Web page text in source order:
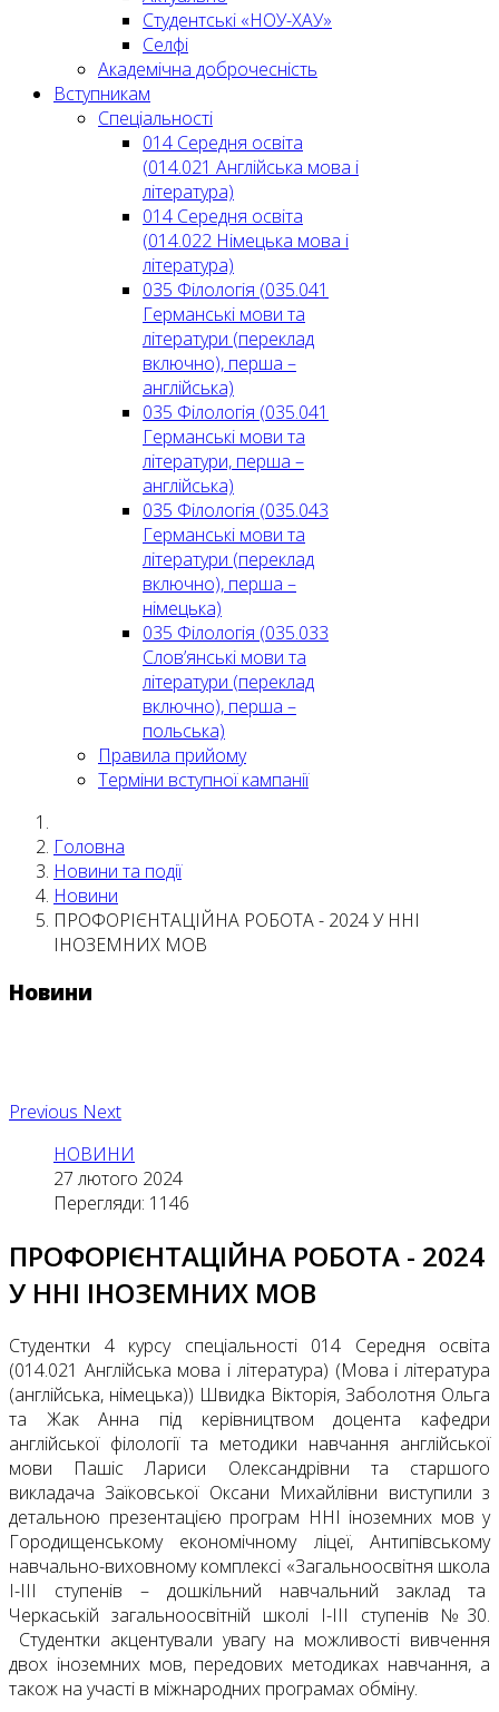
Студентські «НОУ-ХАУ»
Селфі
Академічна доброчесність
Вступникам
Спеціальності
014 Середня освіта
(014.021 Англійська мова і
література)
014 Середня освіта
(014.022 Німецька мова і
література)
035 Філологія (035.041
Германські мови та
літератури (переклад
включно), перша –
англійська)
035 Філологія (035.041
Германські мови та
літератури, перша –
англійська)
035 Філологія (035.043
Германські мови та
літератури (переклад
включно), перша –
німецька)
035 Філологія (035.033
Слов’янські мови та
літератури (переклад
включно), перша –
польська)
Правила прийому
Терміни вступної кампанії
Головна
Новини та події
Новини
ПРОФОРІЄНТАЦІЙНА РОБОТА - 2024 У ННІ
ІНОЗЕМНИХ МОВ
Новини
Previous Next
НОВИНИ
27 лютого 2024
Перегляди: 1146
ПРОФОРІЄНТАЦІЙНА РОБОТА - 2024
У ННІ ІНОЗЕМНИХ МОВ
Студентки 4 курсу спеціальності 014 Середня освіта
(014.021 Англійська мова і література) (Мова і література
(англійська, німецька)) Швидка Вікторія, Заболотня Ольга
та Жак Анна під керівництвом доцента кафедри
англійської філології та методики навчання англійської
мови Пашіс Лариси Олександрівни та старшого
викладача Заїковської Оксани Михайлівни виступили з
детальною презентацією програм ННІ іноземних мов у
Городищенському економічному ліцеї, Антипівському
навчально-виховному комплексі «Загальноосвітня школа
І-ІІІ ступенів – дошкільний навчальний заклад та
Черкаській загальноосвітній школі І-ІІІ ступенів №30.
Студентки акцентували увагу на можливості вивчення
двох іноземних мов, передових методиках навчання, а
також на участі в міжнародних програмах обміну.